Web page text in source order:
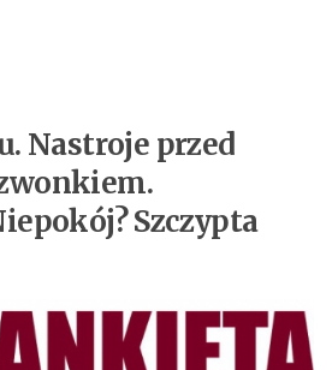
Nastroje przed
Szczypta